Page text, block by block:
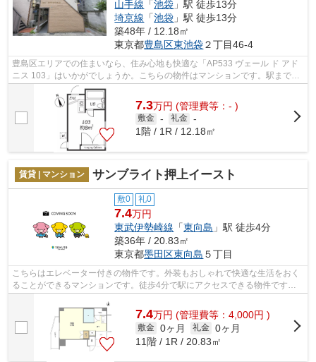
山手線 「池袋 」駅 徒歩13分
埼京線 「池袋 」駅 徒歩13分
築48年 / 12.18㎡
東京都豊島区東池袋２丁目46-4
豊島区エリアでの住まいなら、住み心地も快適な「AP533 ヴェール ド アド
ニス 103」はいかがでしょうか。こちらの物件はマンションです。駅まで徒
歩10分なので、アクセスの良い物件で...
7.3万円 (管理費等：- )
敷金 - 礼金 -
1階 / 1R / 12.18㎡
賃貸 | マンション サンブライト押上イースト
敷0 礼0
7.4万円
東武伊勢崎線 「東向島 」駅 徒歩4分
築36年 / 20.83㎡
東京都墨田区東向島 ５丁目
こちらはエレベーター付きの物件です。外装もおしゃれで快適な生活をおく
ることができるマンションです。徒歩4分で駅にアクセスできる物件です。
7.4万円 (管理費等：4,000円 )
敷金 0ヶ月 礼金 0ヶ月
11階 / 1R / 20.83㎡